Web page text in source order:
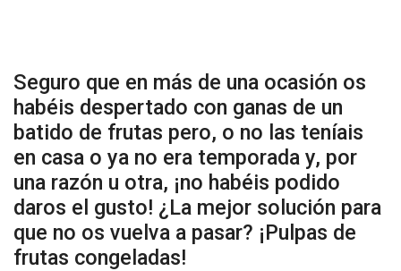
Seguro que en más de una ocasión os
habéis despertado con ganas de un
batido de frutas pero, o no las teníais
en casa o ya no era temporada y, por
una razón u otra, ¡no habéis podido
daros el gusto! ¿La mejor solución para
que no os vuelva a pasar? ¡Pulpas de
frutas congeladas!